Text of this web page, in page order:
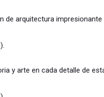
de arquitectura
y arte en cada detalle de